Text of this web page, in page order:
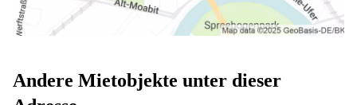
Andere Mietobjekte unter dieser